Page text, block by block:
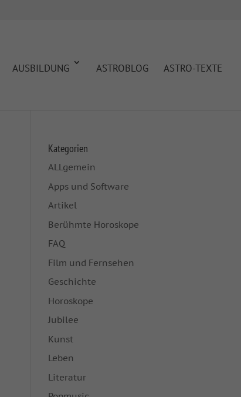
AUSBILDUNG ASTROBLOG ASTRO-TEXTE
Kategorien
ALLgemein
Apps und Software
Artikel
Berühmte Horoskope
FAQ
Film und Fernsehen
Geschichte
Horoskope
Jubilee
Kunst
Leben
Literatur